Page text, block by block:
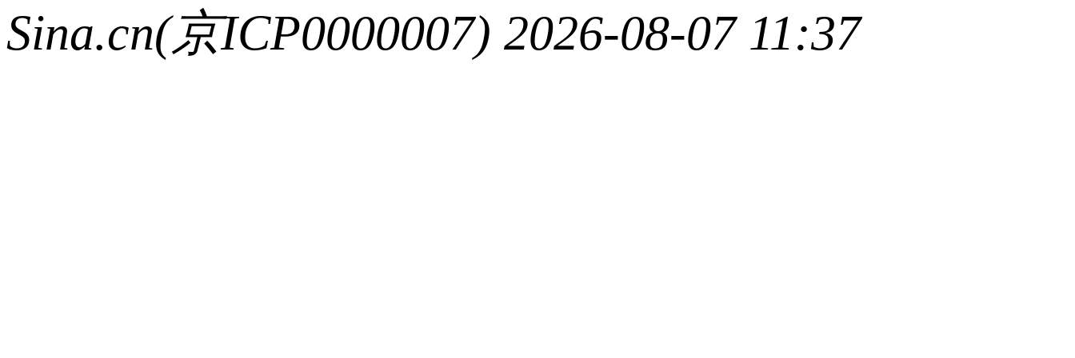
Sina.cn(京ICP0000007) 2026-08-07 11:37